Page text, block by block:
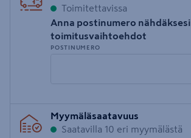
Toimitettavissa
Anna postinumero nähdäksesi
toimitusvaihtoehdot
POSTINUMERO
postinumero
Myymäläsaatavuus
Saatavilla 10 eri myymälästä